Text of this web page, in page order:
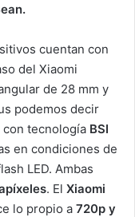
cuentan con
del Xiaomi
de 28 mm y
podemos decir
tecnología BSI
en condiciones de
LED. Ambas
. El Xiaomi
lo propio a 720p y